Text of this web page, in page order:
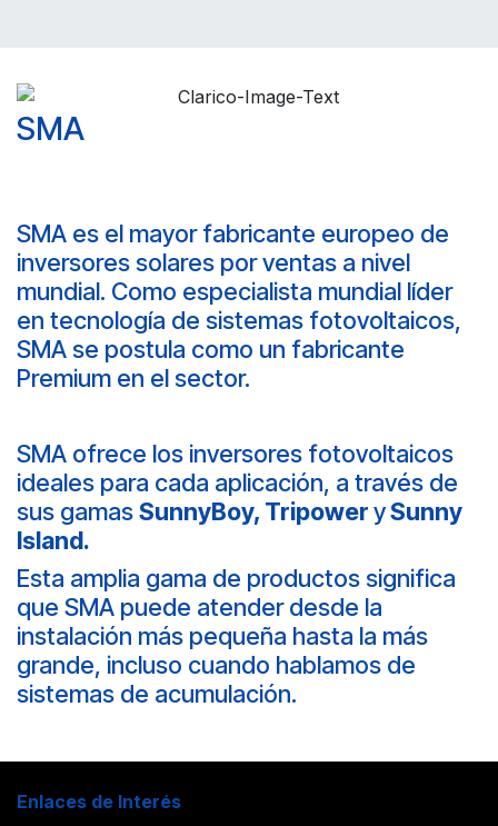
SMA
SMA es el mayor fabricante europeo de
inversores solares por ventas a nivel
mundial. Como especialista mundial líder
en tecnología de sistemas fotovoltaicos,
SMA se postula como un fabricante
Premium en el sector.
SMA ofrece los inversores fotovoltaicos
ideales para cada aplicación, a través de
sus gamasSunnyBoy, TripowerySunny
Island.
Esta amplia gama de productos significa
que SMA puede atender desde la
instalación más pequeña hasta la más
grande, incluso cuando hablamos de
sistemas de acumulación.
Enlaces de Interés